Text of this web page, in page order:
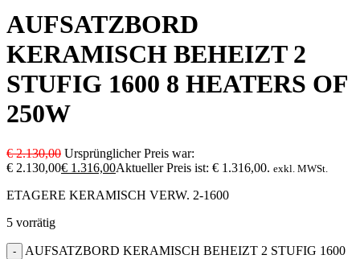
AUFSATZBORD
KERAMISCH BEHEIZT 2
STUFIG 1600 8 HEATERS OF
250W
€2.130,00 Ursprünglicher Preis war:
€ 2.130,00€ 1.316,00Aktueller Preis ist: € 1.316,00. exkl. MWSt.
ETAGERE KERAMISCH VERW. 2-1600
5 vorrätig
AUFSATZBORD KERAMISCH BEHEIZT 2 STUFIG 1600